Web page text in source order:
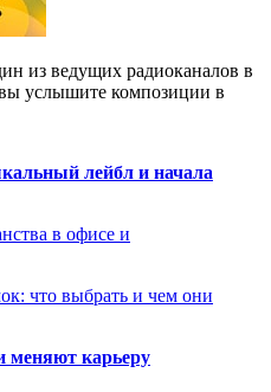
из ведущих радиоканалов в
услышите композиции в
лейбл и начала
в офисе и
что выбрать и чем они
меняют карьеру